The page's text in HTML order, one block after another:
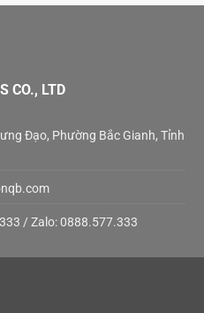
CO., LTD
Đạo, Phường Bắc Gianh, Tỉnh
/ Zalo:0888.577.333